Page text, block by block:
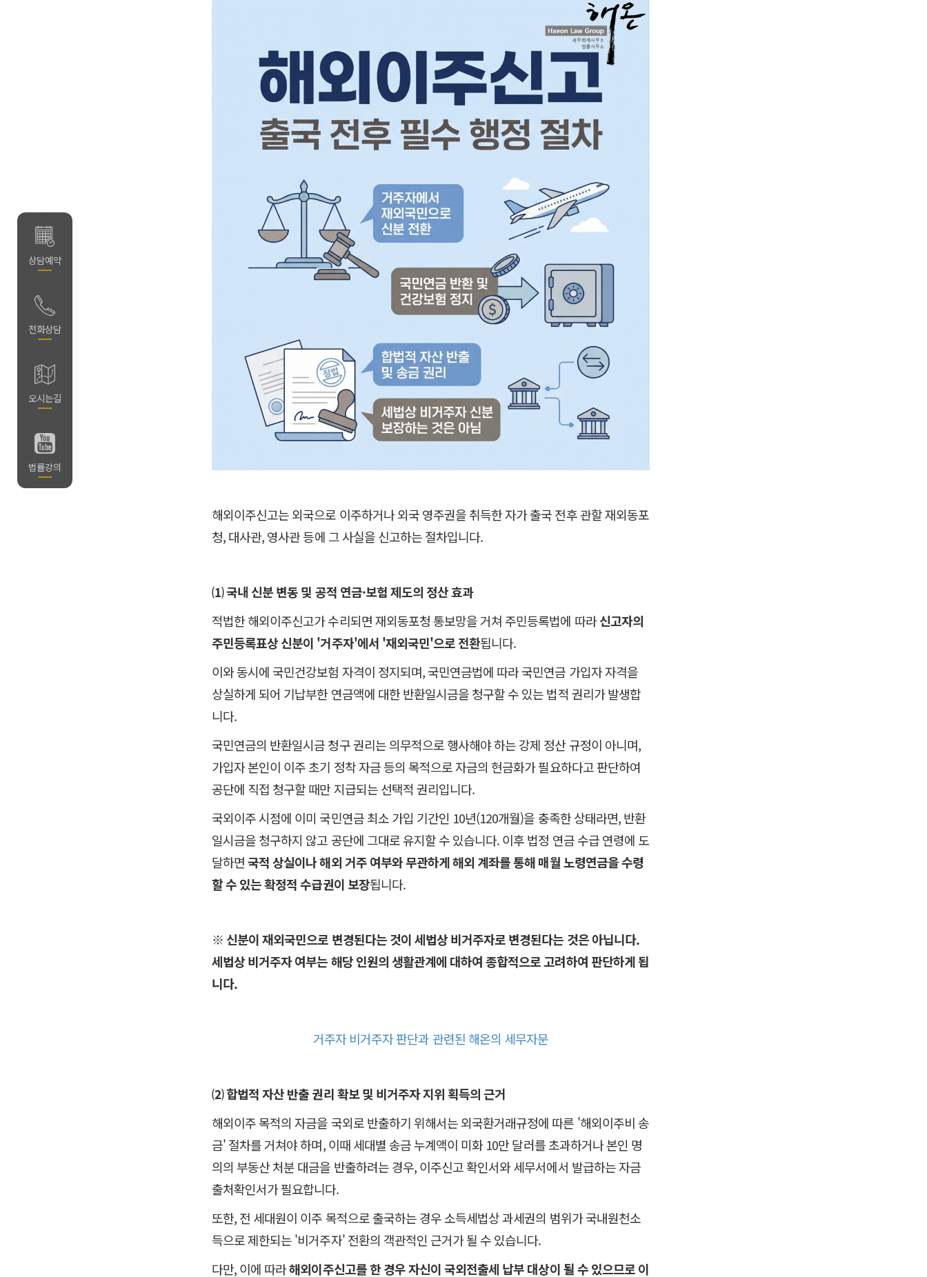
해외이주신고는 외국으로 이주하거나 외국 영주권을 취득한 자가 출국 전후 관할 재외동포
청, 대사관, 영사관 등에 그 사실을 신고하는 절차입니다.
⑴ 국내 신분 변동 및 공적 연금·보험 제도의 정산 효과
적법한 해외이주신고가 수리되면 재외동포청 통보망을 거쳐 주민등록법에 따라신고자의
주민등록표상 신분이 '거주자'에서 '재외국민'으로 전환됩니다.
이와 동시에 국민건강보험 자격이 정지되며, 국민연금법에 따라 국민연금 가입자 자격을
상실하게 되어 기납부한 연금액에 대한 반환일시금을 청구할 수 있는 법적 권리가 발생합
니다.
국민연금의 반환일시금 청구 권리는 의무적으로 행사해야 하는 강제 정산 규정이 아니며,
가입자 본인이 이주 초기 정착 자금 등의 목적으로 자금의 현금화가 필요하다고 판단하여
공단에 직접 청구할 때만 지급되는 선택적 권리입니다.
국외이주 시점에 이미 국민연금 최소 가입 기간인 10년(120개월)을 충족한 상태라면, 반환
일시금을 청구하지 않고 공단에 그대로 유지할 수 있습니다. 이후 법정 연금 수급 연령에 도
달하면국적 상실이나 해외 거주 여부와 무관하게 해외 계좌를 통해 매월 노령연금을 수령
할 수 있는 확정적 수급권이 보장됩니다.
※ 신분이 재외국민으로 변경된다는 것이 세법상 비거주자로 변경된다는 것은 아닙니다.
세법상 비거주자 여부는 해당 인원의 생활관계에 대하여 종합적으로 고려하여 판단하게 됩
니다.
거주자 비거주자 판단과 관련된 해온의 세무자문
⑵ 합법적 자산 반출 권리 확보 및 비거주자 지위 획득의 근거
해외이주 목적의 자금을 국외로 반출하기 위해서는 외국환거래규정에 따른 '해외이주비 송
금' 절차를 거쳐야 하며, 이때 세대별 송금 누계액이 미화 10만 달러를 초과하거나 본인 명
의의 부동산 처분 대금을 반출하려는 경우, 이주신고 확인서와 세무서에서 발급하는 자금
출처확인서가 필요합니다.
또한, 전 세대원이 이주 목적으로 출국하는 경우 소득세법상 과세권의 범위가 국내원천소
득으로 제한되는 '비거주자' 전환의 객관적인 근거가 될 수 있습니다.
다만, 이에 따라해외이주신고를 한 경우 자신이 국외전출세 납부 대상이 될 수 있으므로 이
상담예약
전화상담
오시는길
법률강의